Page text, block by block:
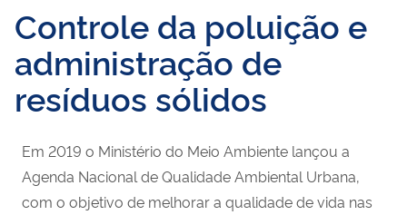
Controle da poluição e
administração de
resíduos sólidos
Em 2019 o Ministério do Meio Ambiente lançou a
Agenda Nacional de Qualidade Ambiental Urbana,
com o objetivo de melhorar a qualidade de vida nas